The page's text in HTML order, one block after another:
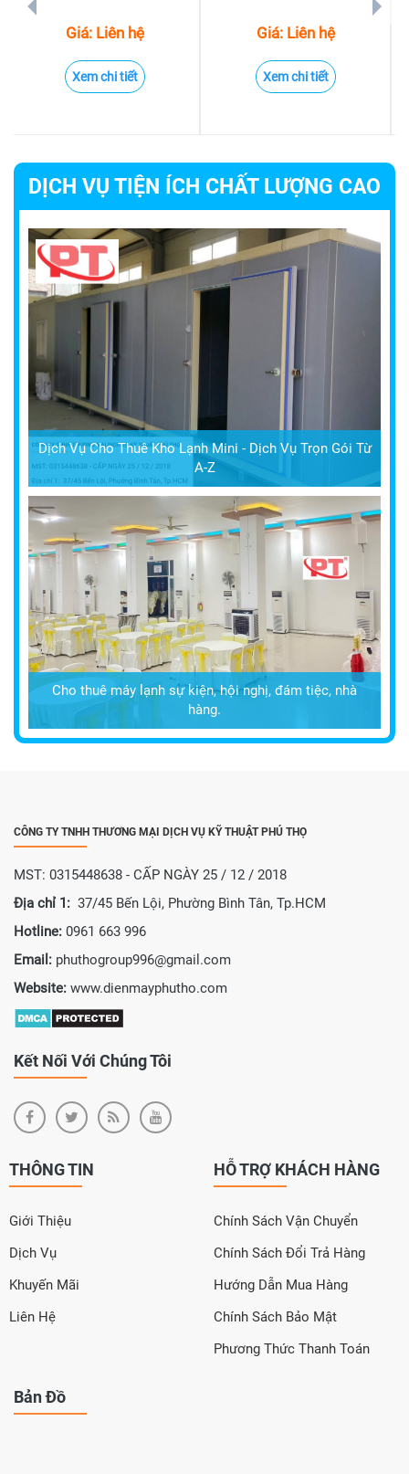
Giá: Liên hệ
Xem chi tiết
Giá: Liên hệ
Xem chi tiết
DỊCH VỤ TIỆN ÍCH CHẤT LƯỢNG CAO
Dịch Vụ Cho Thuê Kho Lạnh Mini - Dịch Vụ Trọn Gói Từ
A-Z
Cho thuê máy lạnh sự kiện, hội nghị, đám tiệc, nhà
hàng.
CÔNG TY TNHH THƯƠNG MẠI DỊCH VỤ KỸ THUẬT PHÚ THỌ
MST: 0315448638 - CẤP NGÀY 25 / 12 / 2018
Địa chỉ 1: 37/45 Bến Lội, Phường Bình Tân, Tp.HCM
Hotline: 0961 663 996
Email: phuthogroup996@gmail.com
Website: www.dienmayphutho.com
Kết Nối Với Chúng Tôi
THÔNG TIN
Giới Thiệu
Dịch Vụ
Khuyến Mãi
Liên Hệ
HỖ TRỢ KHÁCH HÀNG
Chính Sách Vận Chuyển
Chính Sách Đổi Trả Hàng
Hướng Dẫn Mua Hàng
Chính Sách Bảo Mật
Phương Thức Thanh Toán
Bản Đồ